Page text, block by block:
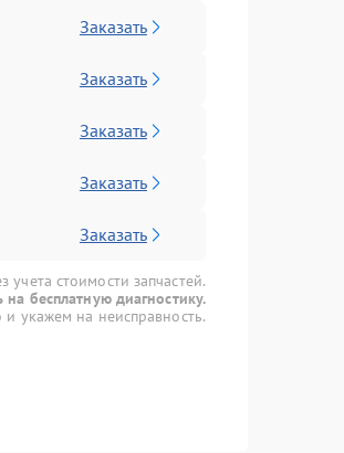
Заказать
Заказать
Заказать
Заказать
Заказать
стоимости запчастей.
на бесплатную диагностику.
укажем на неисправность.